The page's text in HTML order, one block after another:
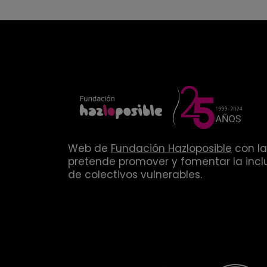
Web de Fundación Hazloposible con
pretende promover y fomentar la
de colectivos vulnerables.